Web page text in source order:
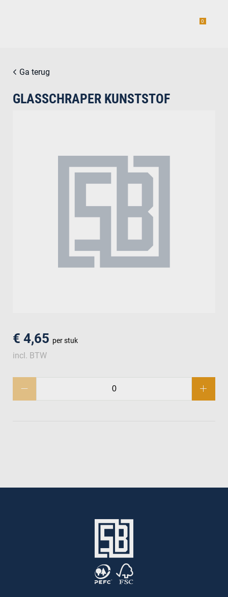
0
Ga terug
€ 4,65 per stuk
incl. BTW
GLASSCHRAPER KUNSTSTOF